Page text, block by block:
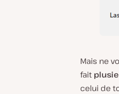
Mais ne
fait
celui de